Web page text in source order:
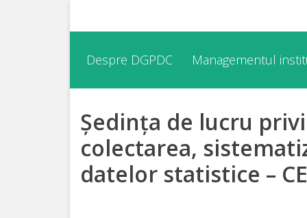
DGPDC
Informații
despre
DGPDC
Despre DGPDC Managementul
Ședința de lucru
colectarea,
datelor statistice –